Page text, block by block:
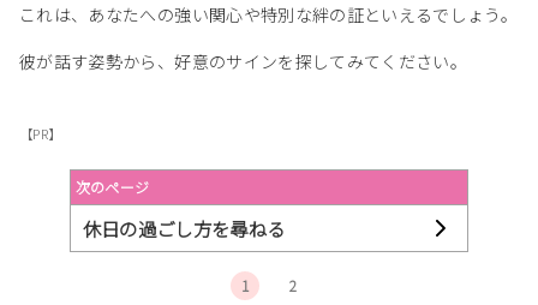
これは、あなたへの強い関心や特別な絆の証といえるでしょう。
彼が話す姿勢から、好意のサインを探してみてください。
【PR】
次のページ
休日の過ごし方を尋ねる
1 2